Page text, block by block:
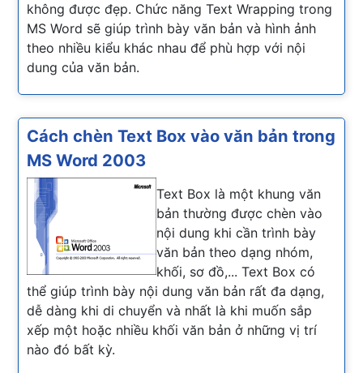
không được đẹp. Chức năng Text Wrapping trong
MS Word sẽ giúp trình bày văn bản và hình ảnh
theo nhiều kiểu khác nhau để phù hợp với nội
dung của văn bản.
Cách chèn Text Box vào văn bản trong
MS Word 2003
Text Box là một khung văn
bản thường được chèn vào
nội dung khi cần trình bày
văn bản theo dạng nhóm,
khối, sơ đồ,... Text Box có
thể giúp trình bày nội dung văn bản rất đa dạng,
dễ dàng khi di chuyển và nhất là khi muốn sắp
xếp một hoặc nhiều khối văn bản ở những vị trí
nào đó bất kỳ.